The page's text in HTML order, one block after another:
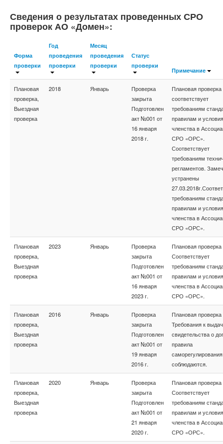
Сведения о результатах проведенных СРО
проверок АО «Домен»:
Форма
проверки
Год
проведения
проверки
Месяц
проведения
проверки
Статус
проверки
Примечание
Плановая
проверка,
Выездная
проверка
2018 Январь
Проверка
закрыта
Подготовлен
акт №001 от
16 января
2018 г.
Плановая
соответствует
требованиям
правилам и
членства в
СРО «ОРС».
Соответствует
требованиям
регламентов.
устранены
требованиям
правилам и
членства в
СРО «ОРС».
Плановая
проверка,
Выездная
проверка
2023 Январь
Проверка
закрыта
Подготовлен
акт №001 от
16 января
2023 г.
Плановая проверка
Соответствует
требованиям
правилам и
членства в
СРО «ОРС».
Плановая
проверка,
Выездная
проверка
2016 Январь
Проверка
закрыта
Подготовлен
акт №001 от
19 января
2016 г.
Плановая проверка
Требования к
свидетельства о
правила
саморегулирования
соблюдаются.
Плановая
проверка,
Выездная
проверка
2020 Январь
Проверка
закрыта
Подготовлен
акт №001 от
21 января
2020 г.
Плановая проверка
Соответствует
требованиям
правилам и
членства в
СРО «ОРС».